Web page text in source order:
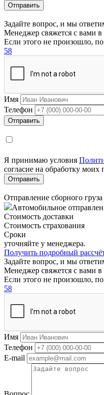
Задайте вопрос, и мы
Менеджер свяжется с вами в
Если этого не произошло,
58
Имя
Телефон
Я принимаю условия
согласие на обработку
Отправление сборного груза
Автомобильное
Стоимость доставки
Стоимость страхования
Сроки
уточняйте у менеджера.
Получить подробный
Задайте вопрос, и мы
Менеджер свяжется с вами в
Если этого не произошло,
58
Имя
Телефон
E-mail